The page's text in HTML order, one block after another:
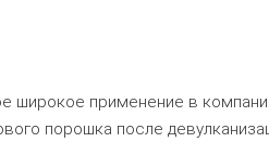
широкое применение в
порошка после